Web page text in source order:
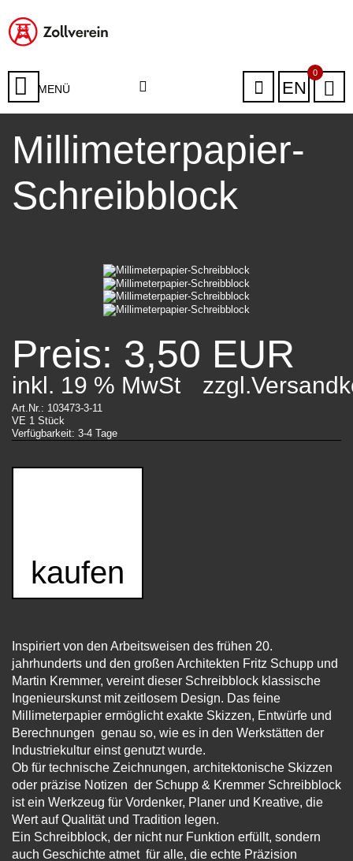
MENÜ EN
0
Millimeterpapier-
Schreibblock
Preis: 3,50 EUR
inkl. 19 % MwSt
Art.Nr.: 103473-3-11
VE 1 Stück
Verfügbarkeit: 3-4 Tage
kaufen
Inspiriert von den Arbeitsweisen des frühen 20.
jahrhunderts und den großen Architekten Fritz Schupp und
Martin Kremmer, vereint dieser Schreibblock klassische
Ingenieurskunst mit zeitlosem Design. Das feine
Millimeterpapier ermöglicht exakte Skizzen, Entwürfe und
Berechnungen  genau so, wie es in den Werkstätten der
Industriekultur einst genutzt wurde.
Ob für technische Zeichnungen, architektonische Skizzen
oder präzise Notizen  der Schupp & Kremmer Schreibblock
ist ein Werkzeug für Vordenker, Planer und Kreative, die
Wert auf Qualität und Tradition legen.
Ein Schreibblock, der nicht nur Funktion erfüllt, sondern
auch Geschichte atmet  für alle, die echte Präzision